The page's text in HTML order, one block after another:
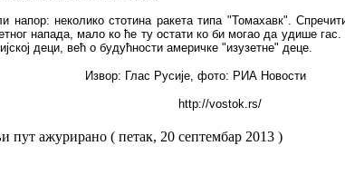
напор: неколико стотина ракета типа "Томахавк".
напада, мало ко ће ту остати ко би могао да удише
деци, већ о будућности америчке "изузетне" деце.
Извор: Глас Русије, фото: РИА Новости
http://vostok.rs/
пут ажурирано ( петак, 20 септембар 2013 )